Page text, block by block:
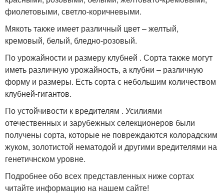
фиолетовыми, светло-коричневыми.
Мякоть также имеет различный цвет – желтый,
кремовый, белый, бледно-розовый.
По урожайности и размеру клубней . Сорта также могут
иметь различную урожайность, а клубни – различную
форму и размеры. Есть сорта с небольшим количеством
клубней-гигантов.
По устойчивости к вредителям . Усилиями
отечественных и зарубежных селекционеров были
получены сорта, которые не повреждаются колорадским
жуком, золотистой нематодой и другими вредителями на
генетичнском уровне.
Подробнее обо всех представленных ниже сортах
читайте информацию на нашем сайте!